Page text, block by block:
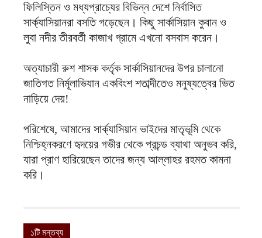
ফিলিস্তিন ও মধ্যপ্রাচ্যের বিভিন্ন দেশে নির্বাসিত
সার্ক্যাসিয়ানরা বসতি গড়েছেন। কিছু সার্কাসিয়ান কুবান ও
লুবা নদীর তীরবর্তী কাজাখ গ্রামে এখনো বসবাস করেন।
অত্যাচারী রুশ শাসক কর্তৃক সার্কাসিয়ানদের উপর চালানো
জাতিগত নির্মূলাভিযান একবিংশ শতাব্দীতেও মনুষ্যত্বের ভিত
নাড়িয়ে দেয়!
পরিশেষে, আমাদের সার্ক্যাসিয়ান ভাইদের মাতৃভূমি থেকে
নিশ্চিহ্নকরণে হৃদয়ের গভীর থেকে প্রচন্ড ব্যাথা অনুভব করি,
যারা প্রাণ হারিয়েছেন তাদের জন্য আল্লাহর রহমত কামনা
করি।
১টি মন্তব্য